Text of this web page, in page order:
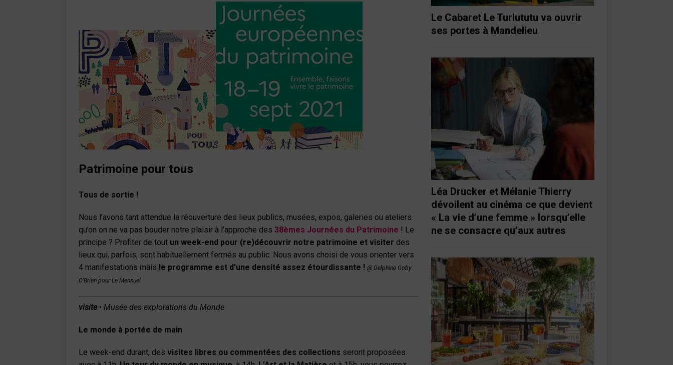
Patrimoine pour tous
Tous de sortie !
Nous l’avons tant attendue la réouverture des lieux publics, musées, expos, galeries ou ateliers
qu’on on ne va pas bouder notre plaisir à l’approche des 38èmes Journées du Patrimoine ! Le
principe ? Profiter de tout un week-end pour (re)découvrir notre patrimoine et visiter des
lieux qui, parfois, sont habituellement fermés au public. Nous avons choisi de vous orienter vers
4 manifestations mais le programme est d’une densité assez étourdissante ! @ Delphine Goby
O’Brien pour Le Mensuel
visite • Musée des explorations du Monde
Le monde à portée de main
Le week-end durant, des visites libres ou commentées des collections seront proposées
Le Cabaret Le Turlututu va ouvrir
ses portes à Mandelieu
Léa Drucker et Mélanie Thierry
dévoilent au cinéma ce que devient
« La vie d’une femme » lorsqu’elle
ne se consacre qu’aux autres